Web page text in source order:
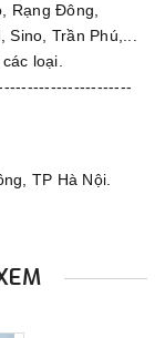
Rạng Đông,
Sino, Trần Phú,...
loại.
TP Hà Nội.